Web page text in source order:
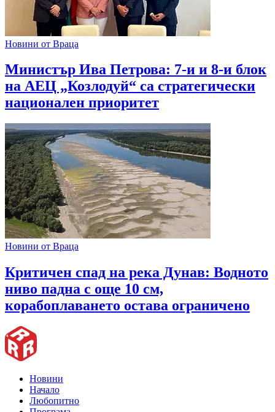
Новини от Враца
Министър Ива Петрова: 7-и и 8-и блок
на АЕЦ „Козлодуй“ са стратегически
национален приоритет
Новини от Враца
Критичен спад на река Дунав: Водното
ниво падна с още 10 см,
корабоплаването остава ограничено
Новини
Начало
Любопитно